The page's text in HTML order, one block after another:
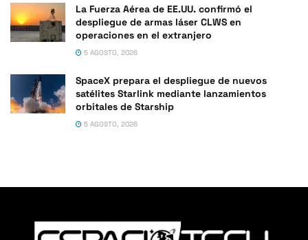
La Fuerza Aérea de EE.UU. confirmó el
despliegue de armas láser CLWS en
operaciones en el extranjero
5 AGOSTO, 2026
SpaceX prepara el despliegue de nuevos
satélites Starlink mediante lanzamientos
orbitales de Starship
5 AGOSTO, 2026